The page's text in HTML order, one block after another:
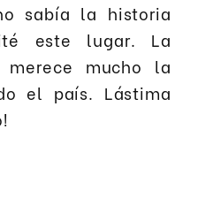
sabía la historia
este lugar. La
mucho la
el país. Lástima